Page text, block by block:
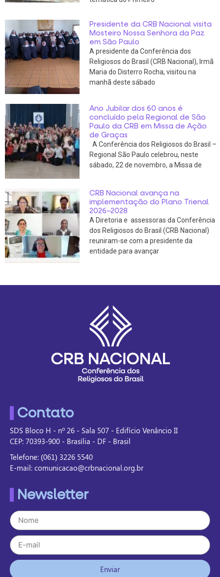
Presidente da CRB Nacional visita
Mosteiro Nossa Senhora da Paz
em São Paulo
A presidente da Conferência dos
Religiosos do Brasil (CRB Nacional), Irmã
Maria do Disterro Rocha, visitou na
manhã deste sábado
Ano Jubilar dos 60 anos é
concluído pela Regional de São
Paulo da CRB em Missa de Ação
de Graças
A Conferência dos Religiosos do Brasil –
Regional São Paulo celebrou, neste
sábado, 22 de novembro, a Missa de
CRB Nacional avança na
implementação do Plano Trienal
2026–2028
A Diretoria e assessoras da Conferência
dos Religiosos do Brasil (CRB Nacional)
reuniram-se com a presidente da
entidade para avançar
Contato
SDS Bloco H - nº 26 - Sala 507 - Edifício Venâncio II
CEP: 70393-900 - Brasília - DF - Brasil
Telefone: (061) 3226 5540
E-mail: comunicacao@crbnacional.org.br
Newsletter
Enviar